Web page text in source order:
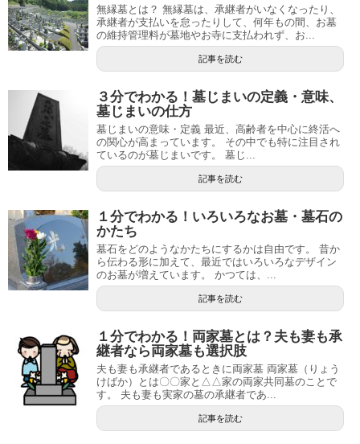
無縁墓とは？ 無縁墓は、承継者がいなくなったり、
承継者が支払いを怠ったりして、何年もの間、お墓
の維持管理料が墓地やお寺に支払われず、お...
記事を読む
３分でわかる！墓じまいの定義・意味、
墓じまいの仕方
墓じまいの意味・定義 最近、高齢者を中心に終活へ
の関心が高まっています。 その中でも特に注目され
ているのが墓じまいです。 墓じ...
記事を読む
１分でわかる！いろいろなお墓・墓石の
かたち
墓石をどのようなかたちにするかは自由です。 昔か
ら伝わる形に加えて、最近ではいろいろなデザイン
のお墓が増えています。 かつては、...
記事を読む
１分でわかる！両家墓とは？夫も妻も承
継者なら両家墓も選択肢
夫も妻も承継者であるときに両家墓 両家墓（りょう
けばか）とは〇〇家と△△家の両家共同墓のことで
す。 夫も妻も実家の墓の承継者であ...
記事を読む